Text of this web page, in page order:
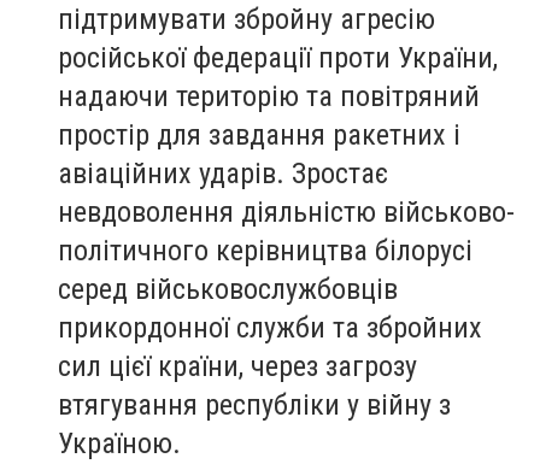
підтримувати збройну агресію
російської федерації проти України,
надаючи територію та повітряний
простір для завдання ракетних і
авіаційних ударів. Зростає
невдоволення діяльністю військово-
політичного керівництва білорусі
серед військовослужбовців
прикордонної служби та збройних
сил цієї країни, через загрозу
втягування республіки у війну з
Україною.